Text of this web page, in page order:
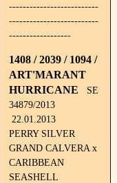
--------------------------
--------------------------
------------------
1408 / 2039 / 1094 /
ART'MARANT
HURRICANE SE
34879/2013
22.01.2013
PERRY SILVER
GRAND CALVERA x
CARIBBEAN
SEASHELL